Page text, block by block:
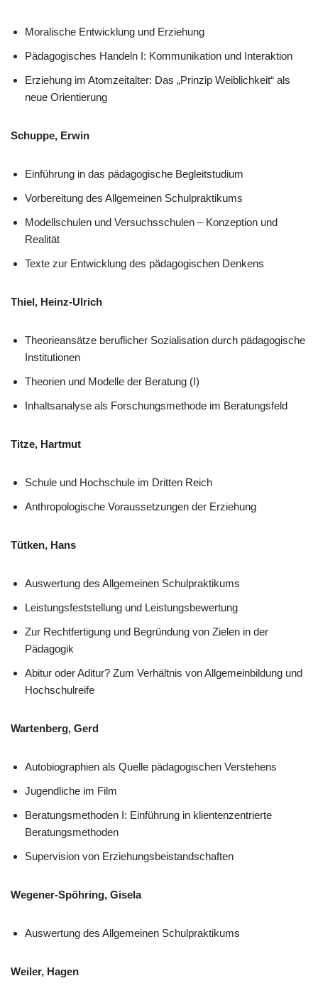
Moralische Entwicklung und Erziehung
Pädagogisches Handeln I: Kommunikation und Interaktion
Erziehung im Atomzeitalter: Das „Prinzip Weiblichkeit“ als
neue Orientierung
Schuppe, Erwin
Einführung in das pädagogische Begleitstudium
Vorbereitung des Allgemeinen Schulpraktikums
Modellschulen und Versuchsschulen – Konzeption und
Realität
Texte zur Entwicklung des pädagogischen Denkens
Thiel, Heinz-Ulrich
Theorieansätze beruflicher Sozialisation durch pädagogische
Institutionen
Theorien und Modelle der Beratung (I)
Inhaltsanalyse als Forschungsmethode im Beratungsfeld
Titze, Hartmut
Schule und Hochschule im Dritten Reich
Anthropologische Voraussetzungen der Erziehung
Tütken, Hans
Auswertung des Allgemeinen Schulpraktikums
Leistungsfeststellung und Leistungsbewertung
Zur Rechtfertigung und Begründung von Zielen in der
Pädagogik
Abitur oder Aditur? Zum Verhältnis von Allgemeinbildung und
Hochschulreife
Wartenberg, Gerd
Autobiographien als Quelle pädagogischen Verstehens
Jugendliche im Film
Beratungsmethoden I: Einführung in klientenzentrierte
Beratungsmethoden
Supervision von Erziehungsbeistandschaften
Wegener-Spöhring, Gisela
Auswertung des Allgemeinen Schulpraktikums
Weiler, Hagen